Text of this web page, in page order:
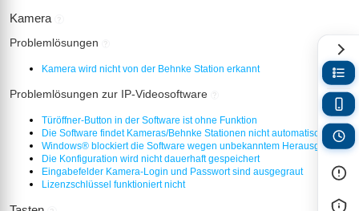
Kamera
Problemlösungen
Kamera wird nicht von der Behnke Station erkannt
Problemlösungen zur IP-Videosoftware
Türöffner-Button in der Software ist ohne Funktion
Die Software findet Kameras/Behnke Stationen nicht automatisch
Windows® blockiert die Software wegen unbekanntem Herausgeber
Die Konfiguration wird nicht dauerhaft gespeichert
Eingabefelder Kamera-Login und Passwort sind ausgegraut
Lizenzschlüssel funktioniert nicht